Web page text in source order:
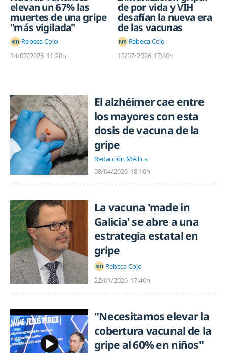
elevan un 67% las
muertes de una gripe
"más vigilada"
Rebeca Cojo
14/07/2026 11:20h
de por vida y VIH
desafían la nueva era
de las vacunas
Rebeca Cojo
12/07/2026 17:40h
El alzhéimer cae entre
los mayores con esta
dosis de vacuna de la
gripe
Redacción Médica
08/04/2026 18:10h
La vacuna 'made in
Galicia' se abre a una
estrategia estatal en
gripe
Rebeca Cojo
22/01/2026 17:40h
"Necesitamos elevar la
cobertura vacunal de la
gripe al 60% en niños"